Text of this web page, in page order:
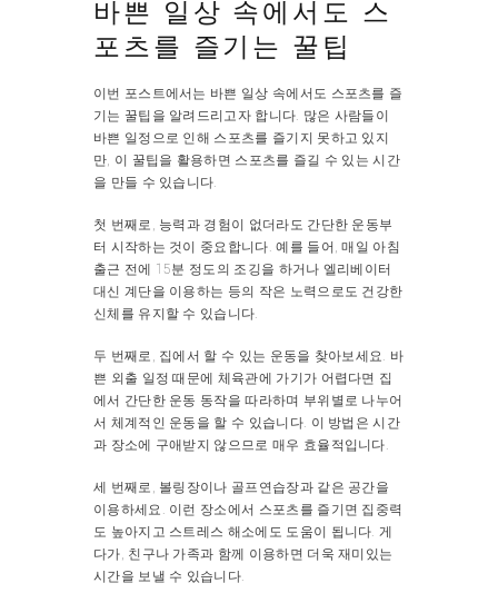
바쁜 일상 속에서도 스
포츠를 즐기는 꿀팁
이번 포스트에서는 바쁜 일상 속에서도 스포츠를 즐
기는 꿀팁을 알려드리고자 합니다. 많은 사람들이
바쁜 일정으로 인해 스포츠를 즐기지 못하고 있지
만, 이 꿀팁을 활용하면 스포츠를 즐길 수 있는 시간
을 만들 수 있습니다.
첫 번째로, 능력과 경험이 없더라도 간단한 운동부
터 시작하는 것이 중요합니다. 예를 들어, 매일 아침
출근 전에 15분 정도의 조깅을 하거나 엘리베이터
대신 계단을 이용하는 등의 작은 노력으로도 건강한
신체를 유지할 수 있습니다.
두 번째로, 집에서 할 수 있는 운동을 찾아보세요. 바
쁜 외출 일정 때문에 체육관에 가기가 어렵다면 집
에서 간단한 운동 동작을 따라하며 부위별로 나누어
서 체계적인 운동을 할 수 있습니다. 이 방법은 시간
과 장소에 구애받지 않으므로 매우 효율적입니다.
세 번째로, 볼링장이나 골프연습장과 같은 공간을
이용하세요. 이런 장소에서 스포츠를 즐기면 집중력
도 높아지고 스트레스 해소에도 도움이 됩니다. 게
다가, 친구나 가족과 함께 이용하면 더욱 재미있는
시간을 보낼 수 있습니다.